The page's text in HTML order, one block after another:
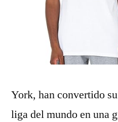
York, han convertido
liga del mundo en una